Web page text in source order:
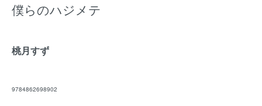
僕らのハジメテ
桃月すず
9784862698902